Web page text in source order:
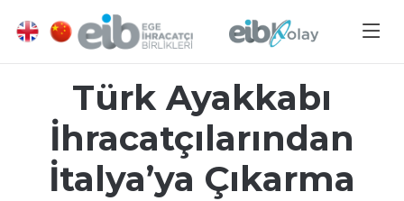
Türk Ayakkabı
İhracatçılarından
İtalya’ya Çıkarma